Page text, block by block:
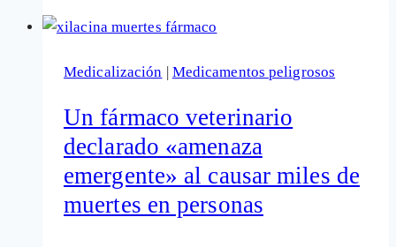
muertes
el
fentanilo
Medicalización | Medicamentos peligrosos
Un fármaco veterinario
declarado «amenaza
emergente» al causar miles de
muertes en personas